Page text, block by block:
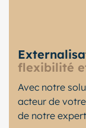
flexibilité
Avec notre
acteur de
de notre